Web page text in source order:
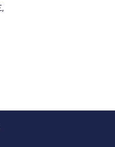
,